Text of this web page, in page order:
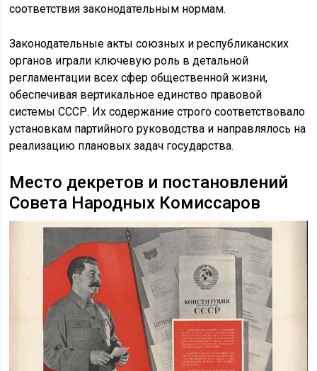
соответствия законодательным нормам.
Законодательные акты союзных и республиканских
органов играли ключевую роль в детальной
регламентации всех сфер общественной жизни,
обеспечивая вертикальное единство правовой
системы СССР. Их содержание строго соответствовало
установкам партийного руководства и направлялось на
реализацию плановых задач государства.
Место декретов и постановлений
Совета Народных Комиссаров